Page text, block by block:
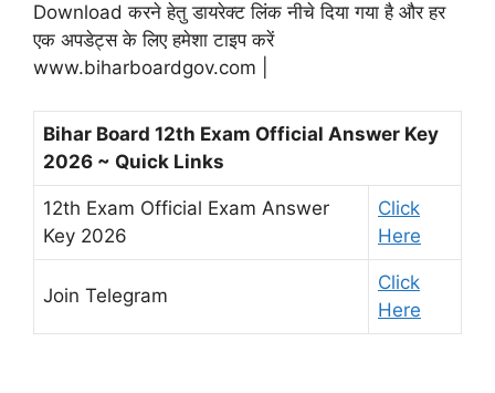
Download करने हेतु डायरेक्ट लिंक नीचे दिया गया है और हर
एक अपडेट्स के लिए हमेशा टाइप करें
www.biharboardgov.com |
Bihar Board 12th Exam Official Answer Key
2026 ~ Quick Links
12th Exam Official Exam Answer
Key 2026
Click
Here
Join Telegram
Click
Here